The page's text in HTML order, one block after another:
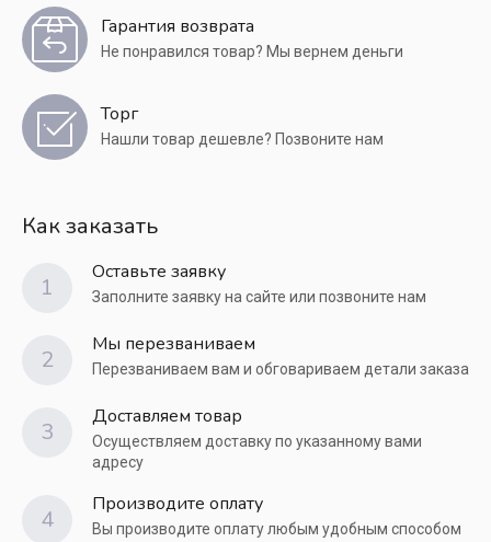
Гарантия возврата
Не понравился товар? Мы вернем деньги
Торг
Нашли товар дешевле? Позвоните нам
Как заказать
1
Оставьте заявку
Заполните заявку на сайте или позвоните нам
2
Мы перезваниваем
Перезваниваем вам и обговариваем детали заказа
3
Доставляем товар
Осуществляем доставку по указанному вами
адресу
4
Производите оплату
Вы производите оплату любым удобным способом